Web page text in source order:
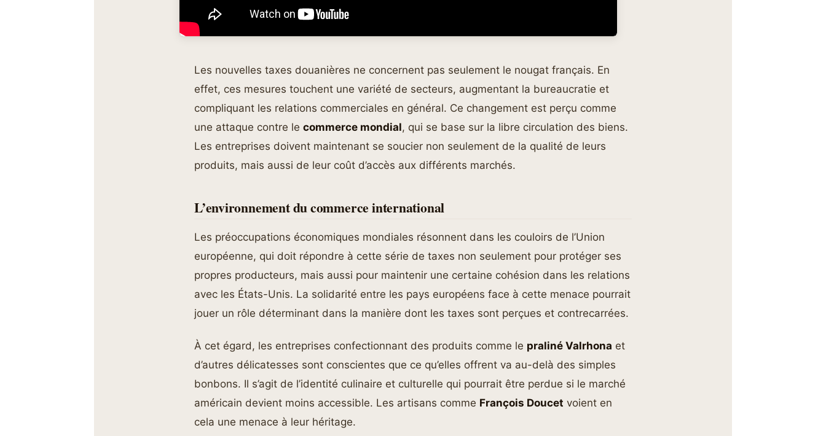
Les nouvelles taxes douanières ne concernent pas seulement le nougat français. En
effet, ces mesures touchent une variété de secteurs, augmentant la bureaucratie et
compliquant les relations commerciales en général. Ce changement est perçu comme
une attaque contre le commerce mondial, qui se base sur la libre circulation des biens.
Les entreprises doivent maintenant se soucier non seulement de la qualité de leurs
produits, mais aussi de leur coût d’accès aux différents marchés.
L’environnement du commerce international
Les préoccupations économiques mondiales résonnent dans les couloirs de l’Union
européenne, qui doit répondre à cette série de taxes non seulement pour protéger ses
propres producteurs, mais aussi pour maintenir une certaine cohésion dans les relations
avec les États-Unis. La solidarité entre les pays européens face à cette menace pourrait
jouer un rôle déterminant dans la manière dont les taxes sont perçues et contrecarrées.
À cet égard, les entreprises confectionnant des produits comme le praliné Valrhona et
d’autres délicatesses sont conscientes que ce qu’elles offrent va au-delà des simples
bonbons. Il s’agit de l’identité culinaire et culturelle qui pourrait être perdue si le marché
américain devient moins accessible. Les artisans comme François Doucet voient en
cela une menace à leur héritage.